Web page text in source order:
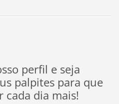
perfil e seja
palpites para que
cada dia mais!